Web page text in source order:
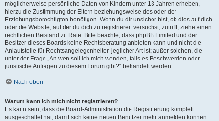
möglicherweise persönliche Daten von Kindern unter 13 Jahren erheben,
hierzu die Zustimmung der Eltern beziehungsweise des oder der
Erziehungsberechtigten benötigen. Wenn du dir unsicher bist, ob dies auf dich
oder die Website, auf der du dich zu registrieren versuchst, zutrifft, ziehe einen
rechtlichen Beistand zu Rate. Bitte beachte, dass phpBB Limited und der
Besitzer dieses Boards keine Rechtsberatung anbieten kann und nicht die
Anlaufstelle für Rechtsangelegenheiten jeglicher Art ist; außer solchen, die
unter der Frage „An wen soll ich mich wenden, falls es Beschwerden oder
juristische Anfragen zu diesem Forum gibt?“ behandelt werden.
Nach oben
Warum kann ich mich nicht registrieren?
Es kann sein, dass die Board-Administration die Registrierung komplett
ausgeschaltet hat, damit sich keine neuen Benutzer mehr anmelden können.